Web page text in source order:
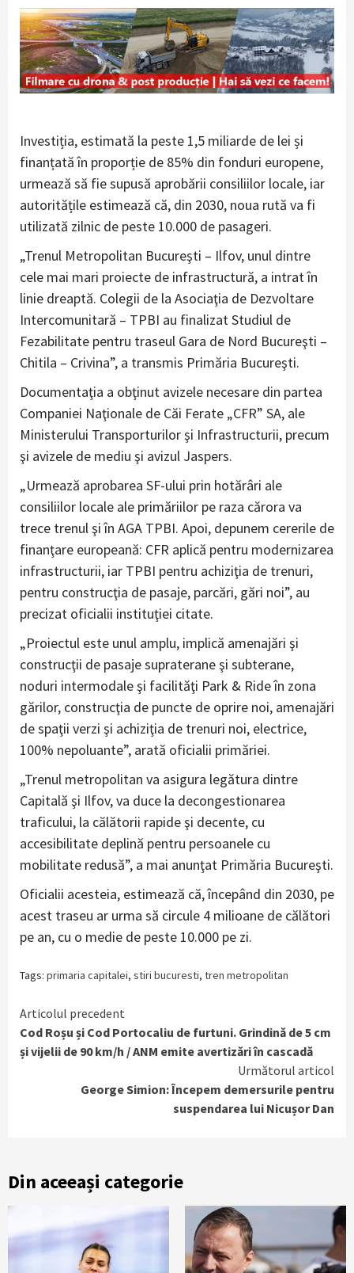
Investiția, estimată la peste 1,5 miliarde de lei și
finanțată în proporție de 85% din fonduri europene,
urmează să fie supusă aprobării consiliilor locale, iar
autoritățile estimează că, din 2030, noua rută va fi
utilizată zilnic de peste 10.000 de pasageri.
„Trenul Metropolitan Bucureşti – Ilfov, unul dintre
cele mai mari proiecte de infrastructură, a intrat în
linie dreaptă. Colegii de la Asociaţia de Dezvoltare
Intercomunitară – TPBI au finalizat Studiul de
Fezabilitate pentru traseul Gara de Nord Bucureşti –
Chitila – Crivina”, a transmis Primăria Bucureşti.
Documentaţia a obţinut avizele necesare din partea
Companiei Naţionale de Căi Ferate „CFR” SA, ale
Ministerului Transporturilor şi Infrastructurii, precum
şi avizele de mediu şi avizul Jaspers.
„Urmează aprobarea SF-ului prin hotărâri ale
consiliilor locale ale primăriilor pe raza cărora va
trece trenul şi în AGA TPBI. Apoi, depunem cererile de
finanţare europeană: CFR aplică pentru modernizarea
infrastructurii, iar TPBI pentru achiziţia de trenuri,
pentru construcţia de pasaje, parcări, gări noi”, au
precizat oficialii instituţiei citate.
„Proiectul este unul amplu, implică amenajări şi
construcţii de pasaje supraterane şi subterane,
noduri intermodale şi facilităţi Park & Ride în zona
gărilor, construcţia de puncte de oprire noi, amenajări
de spaţii verzi şi achiziţia de trenuri noi, electrice,
100% nepoluante”, arată oficialii primăriei.
„Trenul metropolitan va asigura legătura dintre
Capitală şi Ilfov, va duce la decongestionarea
traficului, la călătorii rapide şi decente, cu
accesibilitate deplină pentru persoanele cu
mobilitate redusă”, a mai anunţat Primăria Bucureşti.
Oficialii acesteia, estimează că, începând din 2030, pe
acest traseu ar urma să circule 4 milioane de călători
pe an, cu o medie de peste 10.000 pe zi.
Tags: primaria capitalei, stiri bucuresti, tren metropolitan
Continue
Reading
Articolul precedent
Cod Roșu și Cod Portocaliu de furtuni. Grindină de 5 cm
și vijelii de 90 km/h / ANM emite avertizări în cascadă
Următorul articol
George Simion: Începem demersurile pentru
suspendarea lui Nicușor Dan
Din aceeași categorie